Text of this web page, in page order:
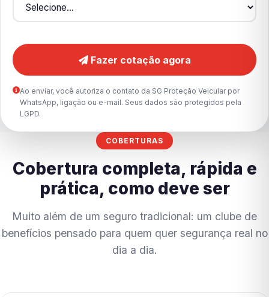
Fazer cotação agora
Ao enviar, você autoriza o contato da SG Proteção Veicular por
WhatsApp, ligação ou e-mail. Seus dados são protegidos pela
LGPD.
COBERTURAS
Cobertura completa, rápida e
prática, como deve ser
Muito além de um seguro tradicional: um clube de
benefícios pensado para quem quer segurança real no
dia a dia.